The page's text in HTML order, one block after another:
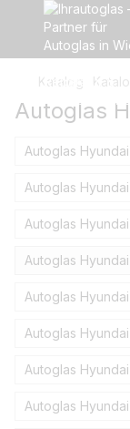
Katalog
Autoglas
Autoglas
Autoglas
Autoglas
Autoglas
Autoglas Hyundai
Autoglas
Autoglas
Autoglas